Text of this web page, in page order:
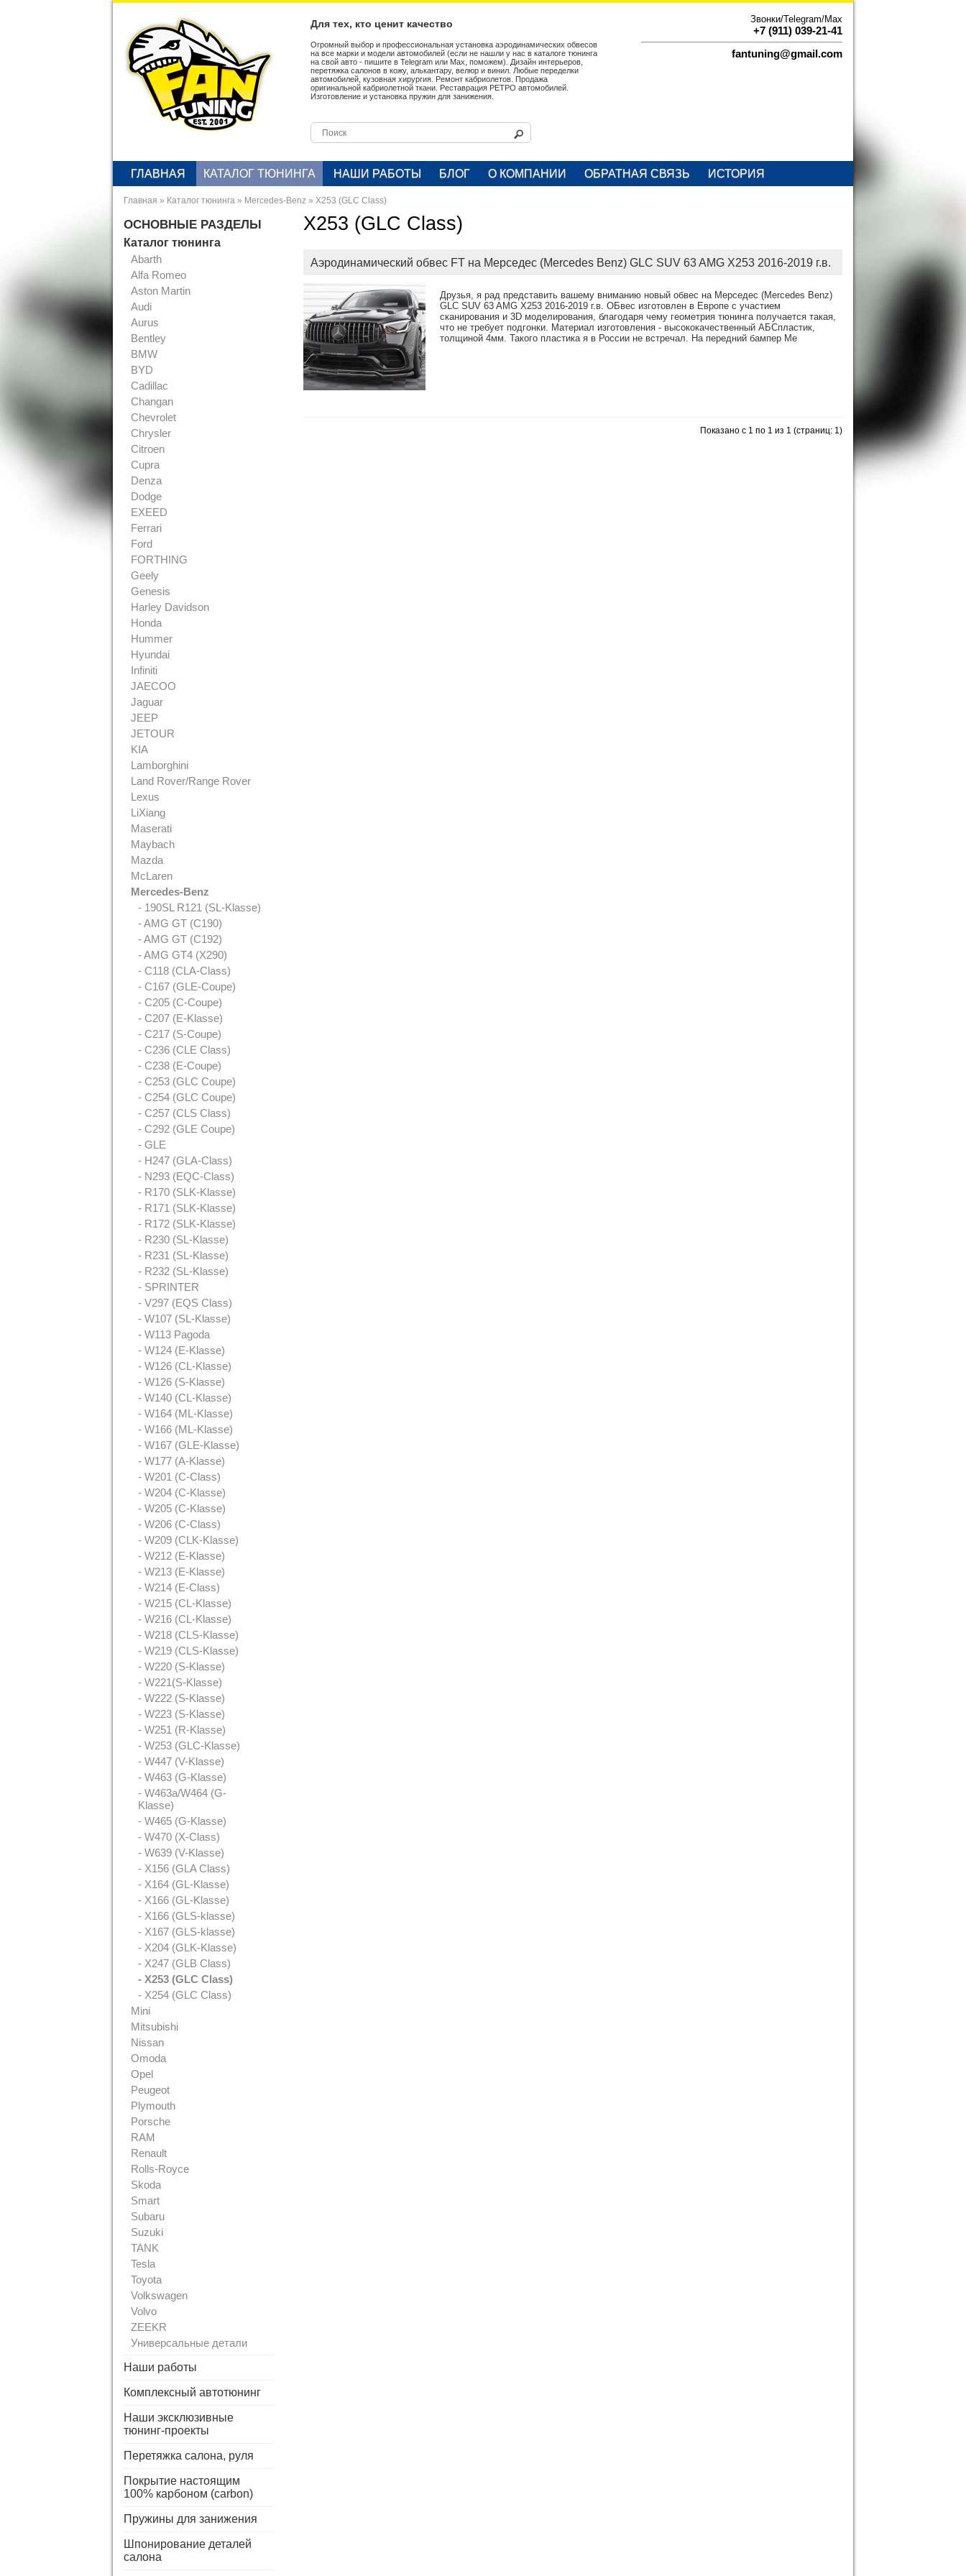
Для тех, кто ценит качество
Огромный выбор и профессиональная установка аэродинамических обвесов
на все марки и модели автомобилей (если не нашли у нас в каталоге тюнинга
на свой авто - пишите в Telegram или Max, поможем). Дизайн интерьеров,
перетяжка салонов в кожу, алькантару, велюр и винил. Любые переделки
автомобилей, кузовная хирургия. Ремонт кабриолетов. Продажа
оригинальной кабриолетной ткани. Реставрация РЕТРО автомобилей.
Изготовление и установка пружин для занижения.
Звонки/Telegram/Max
+7 (911) 039-21-41
fantuning@gmail.com
ГЛАВНАЯ КАТАЛОГ ТЮНИНГА НАШИ РАБОТЫ БЛОГ О КОМПАНИИ ОБРАТНАЯ СВЯЗЬ ИСТОРИЯ
Главная » Каталог тюнинга » Mercedes-Benz » X253 (GLC Class)
ОСНОВНЫЕ РАЗДЕЛЫ
Каталог тюнинга
Abarth
Alfa Romeo
Aston Martin
Audi
Aurus
Bentley
BMW
BYD
Cadillac
Changan
Chevrolet
Chrysler
Citroen
Cupra
Denza
Dodge
EXEED
Ferrari
Ford
FORTHING
Geely
Genesis
Harley Davidson
Honda
Hummer
Hyundai
Infiniti
JAECOO
Jaguar
JEEP
JETOUR
KIA
Lamborghini
Land Rover/Range Rover
Lexus
LiXiang
Maserati
Maybach
Mazda
McLaren
Mercedes-Benz
- 190SL R121 (SL-Klasse)
- AMG GT (C190)
- AMG GT (C192)
- AMG GT4 (X290)
- C118 (CLA-Class)
- C167 (GLE-Coupe)
- C205 (C-Coupe)
- C207 (E-Klasse)
- C217 (S-Coupe)
- C236 (CLE Class)
- C238 (E-Coupe)
- C253 (GLC Coupe)
- C254 (GLC Coupe)
- C257 (CLS Class)
- C292 (GLE Coupe)
- GLE
- H247 (GLA-Class)
- N293 (EQC-Class)
- R170 (SLK-Klasse)
- R171 (SLK-Klasse)
- R172 (SLK-Klasse)
- R230 (SL-Klasse)
- R231 (SL-Klasse)
- R232 (SL-Klasse)
- SPRINTER
- V297 (EQS Class)
- W107 (SL-Klasse)
- W113 Pagoda
- W124 (E-Klasse)
- W126 (CL-Klasse)
- W126 (S-Klasse)
- W140 (CL-Klasse)
- W164 (ML-Klasse)
- W166 (ML-Klasse)
- W167 (GLE-Klasse)
- W177 (A-Klasse)
- W201 (C-Class)
- W204 (C-Klasse)
- W205 (C-Klasse)
- W206 (C-Class)
- W209 (CLK-Klasse)
- W212 (E-Klasse)
- W213 (E-Klasse)
- W214 (E-Class)
- W215 (CL-Klasse)
- W216 (CL-Klasse)
- W218 (CLS-Klasse)
- W219 (CLS-Klasse)
- W220 (S-Klasse)
- W221(S-Klasse)
- W222 (S-Klasse)
- W223 (S-Klasse)
- W251 (R-Klasse)
- W253 (GLC-Klasse)
- W447 (V-Klasse)
- W463 (G-Klasse)
- W463a/W464 (G-
Klasse)
- W465 (G-Klasse)
- W470 (X-Class)
- W639 (V-Klasse)
- X156 (GLA Class)
- X164 (GL-Klasse)
- X166 (GL-Klasse)
- X166 (GLS-klasse)
- X167 (GLS-klasse)
- X204 (GLK-Klasse)
- X247 (GLB Class)
- X253 (GLC Class)
- X254 (GLC Class)
Mini
Mitsubishi
Nissan
Omoda
Opel
Peugeot
Plymouth
Porsche
RAM
Renault
Rolls-Royce
Skoda
Smart
Subaru
Suzuki
TANK
Tesla
Toyota
Volkswagen
Volvo
ZEEKR
Универсальные детали
Наши работы
Комплексный автотюнинг
Наши эксклюзивные
тюнинг-проекты
Перетяжка салона, руля
Покрытие настоящим
100% карбоном (carbon)
Пружины для занижения
Шпонирование деталей
салона
X253 (GLC Class)
Аэродинамический обвес FT на Мерседес (Mercedes Benz) GLC SUV 63 AMG X253 2016-2019 г.в.
Друзья, я рад представить вашему вниманию новый обвес на Мерседес (Mercedes Benz)
GLC SUV 63 AMG X253 2016-2019 г.в. ОБвес изготовлен в Европе с участием
сканирования и 3D моделирования, благодаря чему геометрия тюнинга получается такая,
что не требует подгонки. Материал изготовления - высококачественный АБСпластик,
толщиной 4мм. Такого пластика я в России не встречал. На передний бампер Ме
Показано с 1 по 1 из 1 (страниц: 1)